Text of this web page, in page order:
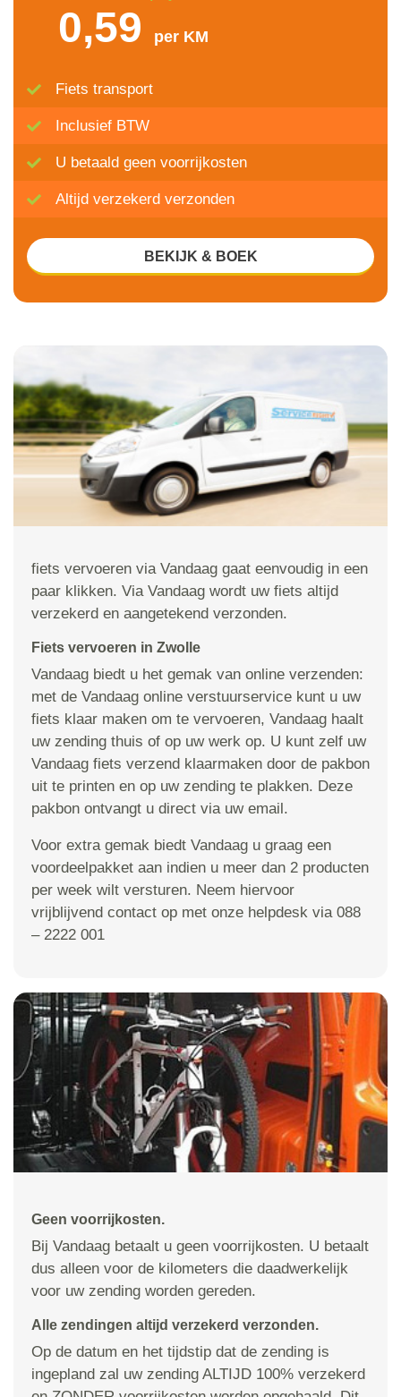
fiets vervoeren via Vandaag gaat eenvoudig in een
paar klikken. Via Vandaag wordt uw fiets altijd
verzekerd en aangetekend verzonden.
Fiets vervoeren in Zwolle
Vandaag biedt u het gemak van online verzenden:
met de Vandaag online verstuurservice kunt u uw
fiets klaar maken om te vervoeren, Vandaag haalt
uw zending thuis of op uw werk op. U kunt zelf uw
Vandaag fiets verzend klaarmaken door de pakbon
uit te printen en op uw zending te plakken. Deze
pakbon ontvangt u direct via uw email.
Voor extra gemak biedt Vandaag u graag een
voordeelpakket aan indien u meer dan 2 producten
per week wilt versturen. Neem hiervoor
vrijblijvend contact op met onze helpdesk via 088
– 2222 001
0,59 per KM
Fiets transport
Inclusief BTW
U betaald geen voorrijkosten
Altijd verzekerd verzonden
BEKIJK & BOEK
Geen voorrijkosten.
Bij Vandaag betaalt u geen voorrijkosten. U betaalt
dus alleen voor de kilometers die daadwerkelijk
voor uw zending worden gereden.
Alle zendingen altijd verzekerd verzonden.
Op de datum en het tijdstip dat de zending is
ingepland zal uw zending ALTIJD 100% verzekerd